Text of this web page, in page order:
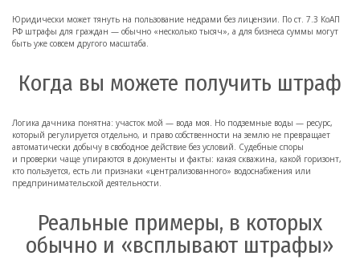
Юридически может тянуть на пользование недрами без лицензии. По ст. 7.3 КоАП
РФ штрафы для граждан — обычно «несколько тысяч», а для бизнеса суммы могут
быть уже совсем другого масштаба.
Когда вы можете получить штраф
Логика дачника понятна: участок мой — вода моя. Но подземные воды — ресурс,
который регулируется отдельно, и право собственности на землю не превращает
автоматически добычу в свободное действие без условий. Судебные споры
и проверки чаще упираются в документы и факты: какая скважина, какой горизонт,
кто пользуется, есть ли признаки «централизованного» водоснабжения или
предпринимательской деятельности.
Реальные примеры, в которых
обычно и «всплывают штрафы»